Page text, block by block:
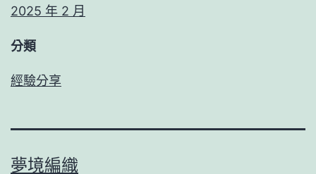
2025 年 2 月
分類
經驗分享
夢境編織